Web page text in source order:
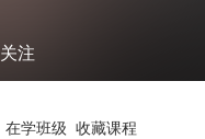
关注
在学班级 收藏课程